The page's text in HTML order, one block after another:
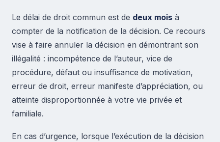
Le délai de droit commun est de deux mois à
compter de la notification de la décision. Ce recours
vise à faire annuler la décision en démontrant son
illégalité : incompétence de l’auteur, vice de
procédure, défaut ou insuffisance de motivation,
erreur de droit, erreur manifeste d’appréciation, ou
atteinte disproportionnée à votre vie privée et
familiale.
En cas d’urgence, lorsque l’exécution de la décision